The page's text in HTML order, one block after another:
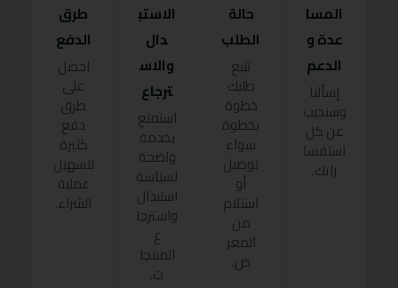
المسا
عدة و
الدعم
إسألنا
وسنجيب
عن كل
استفسا
راتك.
حالة
الطلب
تتبع
طلبك
خطوة
بخطوة
سواء
توصيل
أو
استلام
من
المعر
ض.
الاستب
دال
والاس
ترجاع
استمتع
بخدمة
واضحة
لسياسة
استبدال
واسترجا
ع
المنتجا
ت.
طرق
الدفع
احصل
على
طرق
دفع
كثيرة
لتسهيل
عملية
الشراء.